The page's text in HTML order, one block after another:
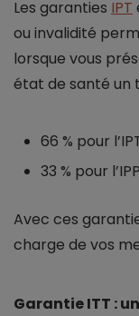
Les garanties IPT
ou invalidité
lorsque vous
état de santé un
66 % pour
33 % pour
Avec ces
charge de vos
Garantie ITT :